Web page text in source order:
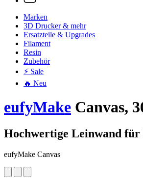
Marken
3D Drucker & mehr
Ersatzteile & Upgrades
Filament
Resin
Zubehör
⚡ Sale
🔥 Neu
eufyMake Canvas,
Hochwertige Leinwand
eufyMake Canvas